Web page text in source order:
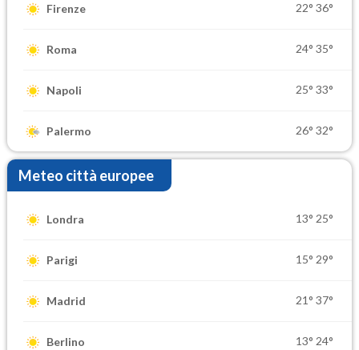
Firenze 22° 36°
Roma 24° 35°
Napoli 25° 33°
Palermo 26° 32°
Meteo città europee
Londra 13° 25°
Parigi 15° 29°
Madrid 21° 37°
Berlino 13° 24°